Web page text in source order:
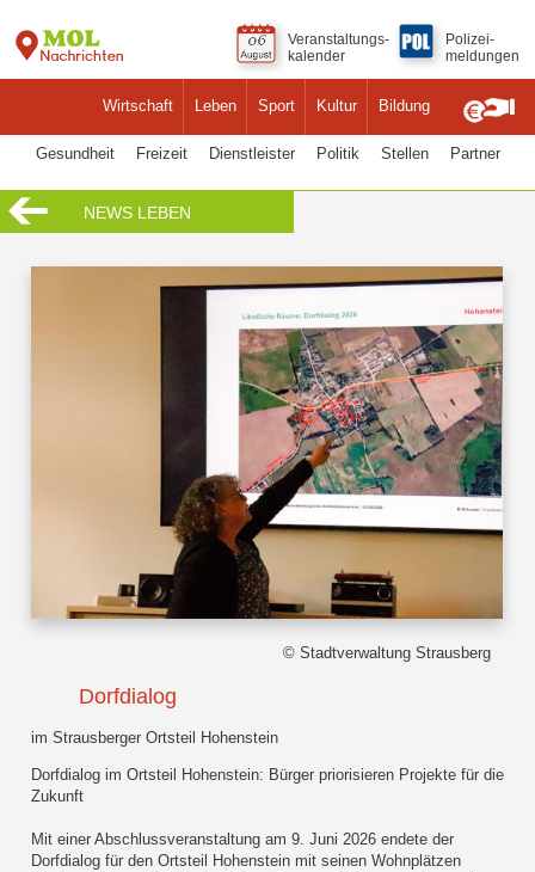
Wirtschaft Leben Sport Kultur Bildung
Veranstaltungs-
kalender
Polizei-
meldungen
Gesundheit Freizeit Dienstleister Politik Stellen Partner
NEWS LEBEN
© Stadtverwaltung Strausberg
Dorfdialog
im Strausberger Ortsteil Hohenstein
Dorfdialog im Ortsteil Hohenstein: Bürger priorisieren Projekte für die
Zukunft
Mit einer Abschlussveranstaltung am 9. Juni 2026 endete der
Dorfdialog für den Ortsteil Hohenstein mit seinen Wohnplätzen